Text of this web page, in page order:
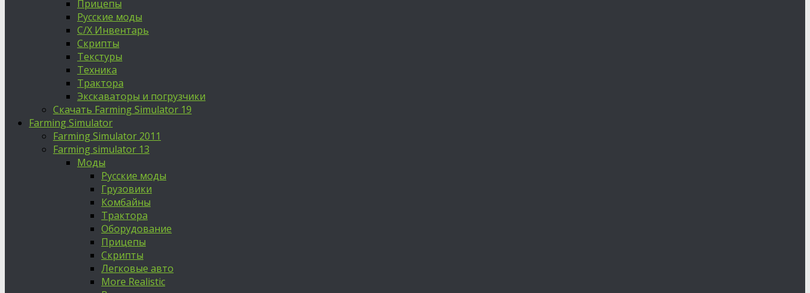
Прицепы
Русские моды
С/Х Инвентарь
Скрипты
Текстуры
Техника
Трактора
Экскаваторы и погрузчики
Скачать Farming Simulator 19
Farming Simulator
Farming Simulator 2011
Farming simulator 13
Моды
Русские моды
Грузовики
Комбайны
Трактора
Оборудование
Прицепы
Скрипты
Легковые авто
More Realistic